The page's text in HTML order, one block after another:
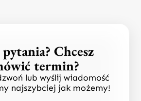
Chcesz
termin?
lub wyślij wiadomość
najszybciej jak możemy!